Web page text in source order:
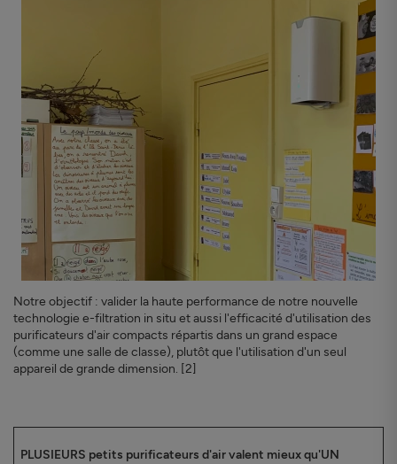
Notre objectif : valider la haute performance de notre nouvelle
technologie e-filtration in situ et aussi l'efficacité d'utilisation des
purificateurs d'air compacts répartis dans un grand espace
(comme une salle de classe), plutôt que l'utilisation d'un seul
appareil de grande dimension. [2]
PLUSIEURS petits purificateurs d'air valent mieux qu'UN